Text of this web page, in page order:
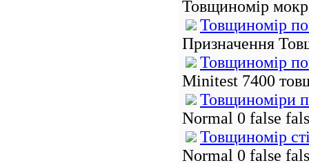
Товщиномір
Товщиномір
Призначення
Товщиномір
Minitest 7400
Товщиноміри
Normal 0 false
Товщиномір
Normal 0 false